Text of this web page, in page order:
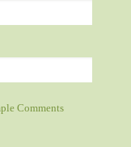
Comments